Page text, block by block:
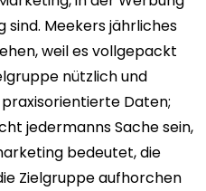
Meekers jährliches
weil es vollgepackt
nützlich und
Daten;
jedermanns Sache sein,
bedeutet, die
Zielgruppe aufhorchen